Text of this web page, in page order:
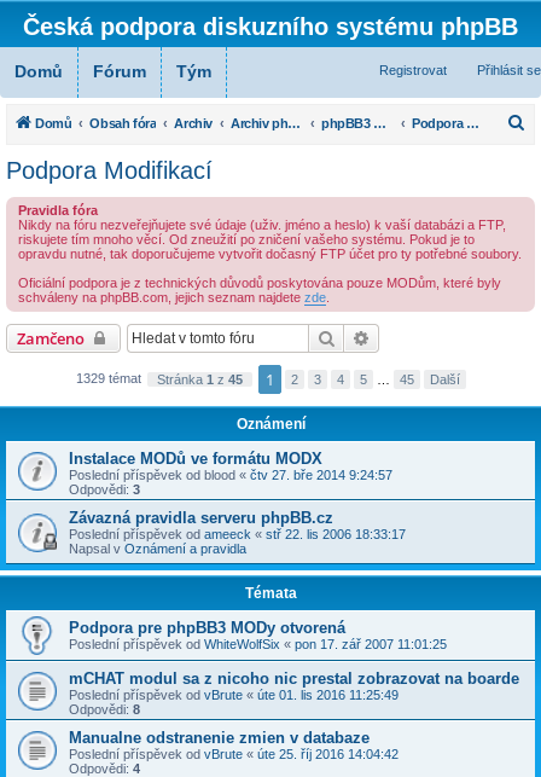
Česká podpora diskuzního systému phpBB
Domů Fórum Tým Přihlásit se
Registrovat
Domů Obsah fóra Archiv Archiv phpBB 3.0 phpBB3 Modifikace Podpora Modifikací
Podpora Modifikací
Pravidla fóra
Nikdy na fóru nezveřejňujete své údaje (uživ. jméno a heslo) k vaší databázi a FTP,
riskujete tím mnoho věcí. Od zneužití po zničení vašeho systému. Pokud je to
opravdu nutné, tak doporučujeme vytvořit dočasný FTP účet pro ty potřebné soubory.
Oficiální podpora je z technických důvodů poskytována pouze MODům, které byly
schváleny na phpBB.com, jejich seznam najdete zde
Zamčeno Hledat
1329 témat Stránka 1 z 45 1 2 3 4 5 45 Další
Oznámení
Instalace MODů ve formátu MODX
Poslední příspěvek od blood « čtv 27. bře 2014 9:24:57
Odpovědi: 3
Závazná pravidla serveru phpBB.cz
Poslední příspěvek od ameeck « stř 22. lis 2006 18:33:17
Napsal v Oznámení a pravidla
Témata
Podpora pre phpBB3 MODy otvorená
Poslední příspěvek od WhiteWolfSix « pon 17. zář 2007 11:01:25
mCHAT modul sa z nicoho nic prestal zobrazovat na boarde
Poslední příspěvek od vBrute « úte 01. lis 2016 11:25:49
Odpovědi: 8
Manualne odstranenie zmien v databaze
Poslední příspěvek od vBrute « úte 25. říj 2016 14:04:42
Odpovědi: 4